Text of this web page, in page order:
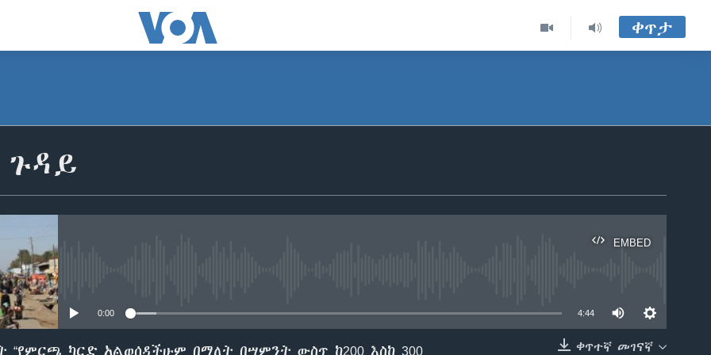
ቀጥታ
EMBED
0:00 4:44
ቀጥተኛ መገናኛ
ካርድ አልወሰዳችሁም በማለት በሣምንት ውስጥ ከ200 እስከ 300